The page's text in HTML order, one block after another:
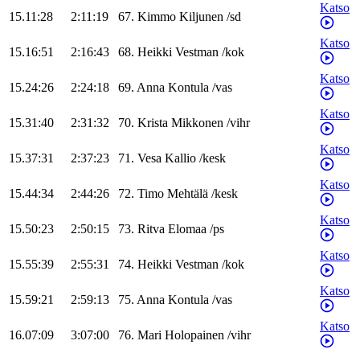
15.11:28 2:11:19 67. Kimmo Kiljunen /sd
Katso
15.16:51 2:16:43 68. Heikki Vestman /kok
Katso
15.24:26 2:24:18 69. Anna Kontula /vas
Katso
15.31:40 2:31:32 70. Krista Mikkonen /vihr
Katso
15.37:31 2:37:23 71. Vesa Kallio /kesk
Katso
15.44:34 2:44:26 72. Timo Mehtälä /kesk
Katso
15.50:23 2:50:15 73. Ritva Elomaa /ps
Katso
15.55:39 2:55:31 74. Heikki Vestman /kok
Katso
15.59:21 2:59:13 75. Anna Kontula /vas
Katso
16.07:09 3:07:00 76. Mari Holopainen /vihr
Katso